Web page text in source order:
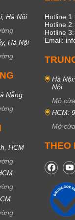
Hà Nội
Hà Nội
Nẵng
HCM
Hotline
Hotline
Hotline
Email:
Hà
Nội
Mở
HCM:
Mở
THEO